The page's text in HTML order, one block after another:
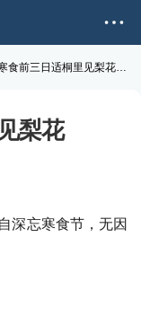
食前三日适桐里见梨花原文和赏析
梨花
深忘寒食节，无因